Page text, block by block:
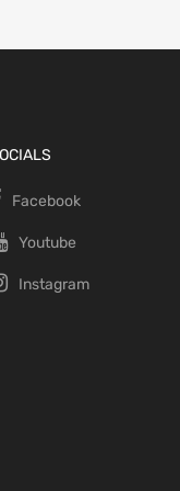
Facebook
Youtube
Instagram